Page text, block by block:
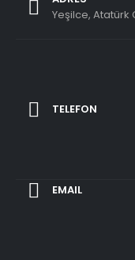
Yeşilce, Atatürk
TELEFON
EMAIL